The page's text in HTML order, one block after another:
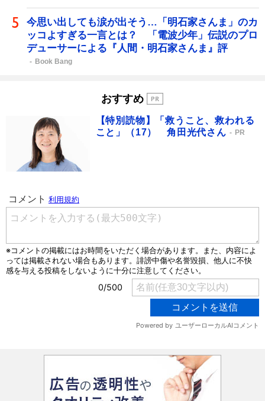
今思い出しても涙が出そう…「明石家さんま」のカ
ッコよすぎる一言とは？ 「電波少年」伝説のプロ
デューサーによる『人間・明石家さんま』評
Book Bang
おすすめ
【特別読物】「救うこと、救われる
こと」（17） 角田光代さん
PR